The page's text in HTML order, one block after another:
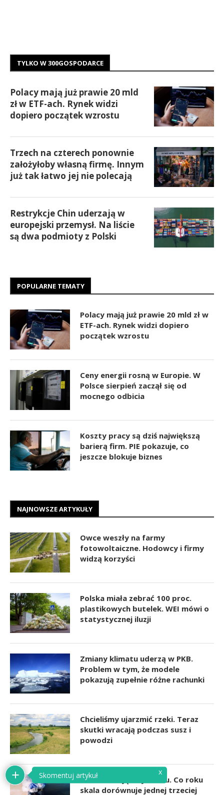
TYLKO W 300GOSPODARCE
Polacy mają już prawie 20 mld
zł w ETF-ach. Rynek widzi
dopiero początek wzrostu
Trzech na czterech ponownie
założyłoby własną firmę. Innym
już tak łatwo jej nie polecają
Restrykcje Chin uderzają w
europejski przemysł. Na liście
są dwa podmioty z Polski
POPULARNE TEMATY
Polacy mają już prawie 20 mld zł w
ETF-ach. Rynek widzi dopiero
początek wzrostu
Ceny energii rosną w Europie. W
Polsce sierpień zaczął się od
mocnego odbicia
Koszty pracy są dziś największą
barierą firm. PIE pokazuje, co
jeszcze blokuje biznes
NAJNOWSZE ARTYKUŁY
Owce weszły na farmy
fotowoltaiczne. Hodowcy i firmy
widzą korzyści
Polska miała zebrać 100 proc.
plastikowych butelek. WEI mówi o
statystycznej iluzji
Zmiany klimatu uderzą w PKB.
Problem w tym, że modele
pokazują zupełnie różne rachunki
Chcieliśmy ujarzmić rzeki. Teraz
skutki wracają podczas susz i
powodzi
Ścieki znikają z systemu. Co roku
skala dorównuje jednej trzeciej
Skomentuj artykuł x